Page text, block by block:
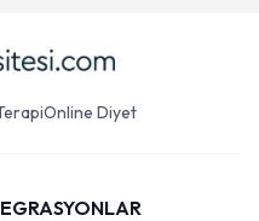
Online Diyet